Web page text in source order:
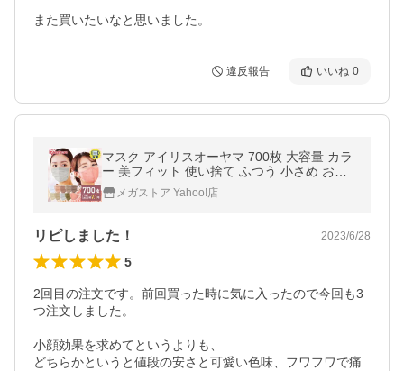
また買いたいなと思いました。
違反報告 いいね 0
マスク アイリスオーヤマ 700枚 大容量 カラ
ー 美フィット 使い捨て ふつう 小さめ お得
カラーマスク
メガストア Yahoo!店
リピしました！ 2023/6/28
5
2回目の注文です。前回買った時に気に入ったので今回も3
つ注文しました。
小顔効果を求めてというよりも、
どちらかというと値段の安さと可愛い色味、フワフワで痛